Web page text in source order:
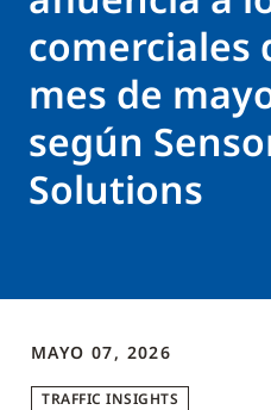
comerciales
mes de
según
Solutions
MAYO 07, 2026
TRAFFIC INSIGHTS